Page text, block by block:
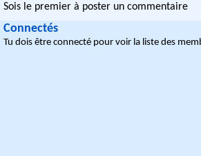
Sois le premier à poster un commentaire
Connectés
Tu dois être connecté pour voir la liste des